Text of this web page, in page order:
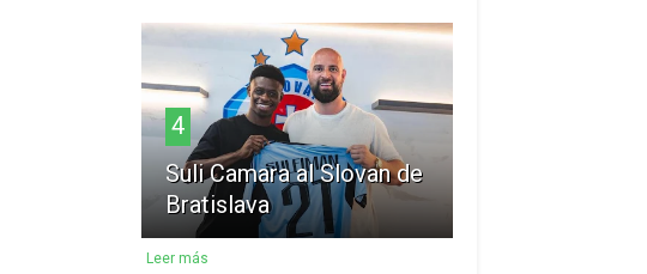
4
Suli Camara al Slovan de
Bratislava
Leer más